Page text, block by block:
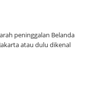
peninggalan Belanda
atau dulu dikenal